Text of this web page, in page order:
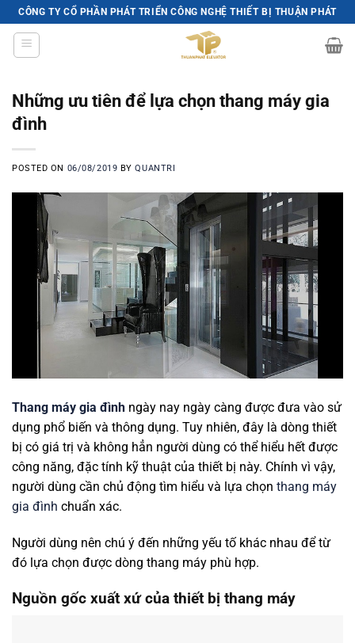
Skip
to
content
CÔNG TY CỔ PHẦN PHÁT TRIỂN CÔNG NGHỆ THIẾT BỊ THUẬN PHÁT
Những ưu tiên để lựa chọn thang máy gia
đình
POSTED ON 06/08/2019 BYQUANTRI
Thang máy gia đình ngày nay ngày càng được đưa vào sử
dụng phổ biến và thông dụng. Tuy nhiên, đây là dòng thiết
bị có giá trị và không hẳn người dùng có thể hiểu hết được
công năng, đặc tính kỹ thuật của thiết bị này. Chính vì vậy,
người dùng cần chủ động tìm hiểu và lựa chọn thang máy
gia đình chuẩn xác.
Người dùng nên chú ý đến những yếu tố khác nhau để từ
đó lựa chọn được dòng thang máy phù hợp.
Nguồn gốc xuất xứ của thiết bị thang máy